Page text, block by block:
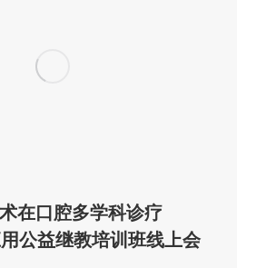
在口腔多学科诊疗
用公益继教培训班线上会